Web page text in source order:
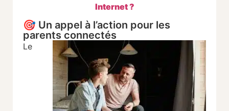
Internet ?
🎯 Un appel à l’action pour les
parents connectés
Le